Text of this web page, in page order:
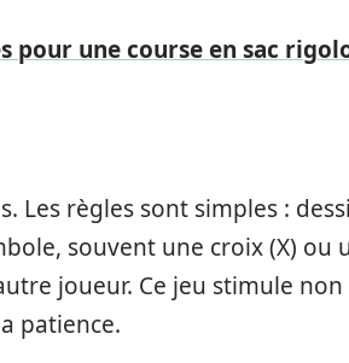
pour une course en sac
Les règles sont simples :
souvent une croix (X) ou
joueur. Ce jeu stimule non
patience.